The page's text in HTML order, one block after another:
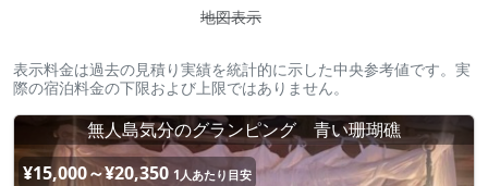
地図表示
表示料金は過去の見積り実績を統計的に示した中央参考値です。実
際の宿泊料金の下限および上限ではありません。
無人島気分のグランピング 青い珊瑚礁
¥15,000～¥20,350 1人あたり目安